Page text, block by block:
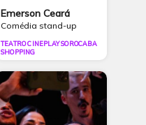
Emerson Ceará
Comédia stand-up
TEATRO CINEPLAY SOROCABA
SHOPPING